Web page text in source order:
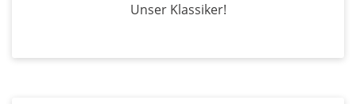
Unser Klassiker!